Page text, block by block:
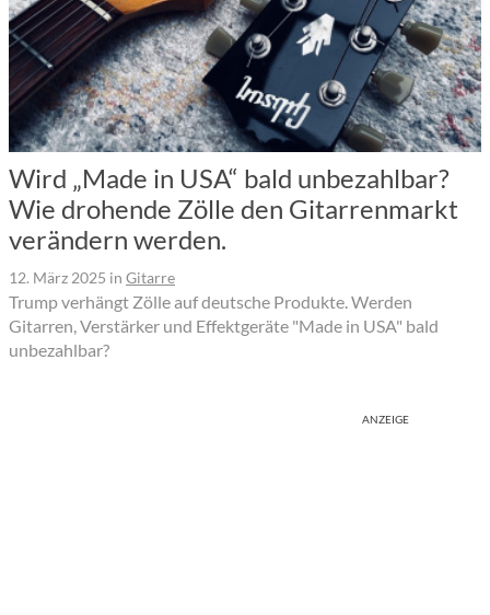
Wird „Made in USA“ bald unbezahlbar?
Wie drohende Zölle den Gitarrenmarkt
verändern werden.
12. März 2025 in Gitarre
Trump verhängt Zölle auf deutsche Produkte. Werden
Gitarren, Verstärker und Effektgeräte "Made in USA" bald
unbezahlbar?
ANZEIGE